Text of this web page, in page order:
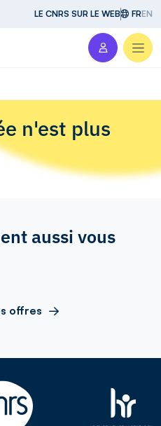
LE CNRS SUR LE WEB FREN
n'est plus
aussi vous
offres